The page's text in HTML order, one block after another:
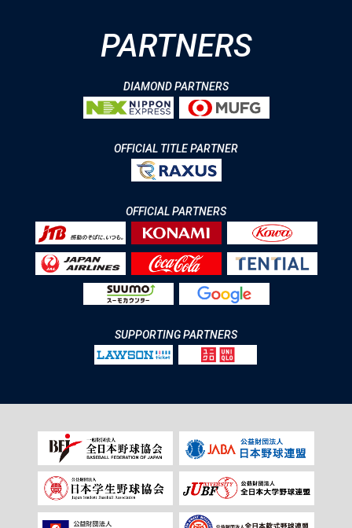
PARTNERS
DIAMOND PARTNERS
OFFICIAL TITLE PARTNER
OFFICIAL PARTNERS
SUPPORTING PARTNERS